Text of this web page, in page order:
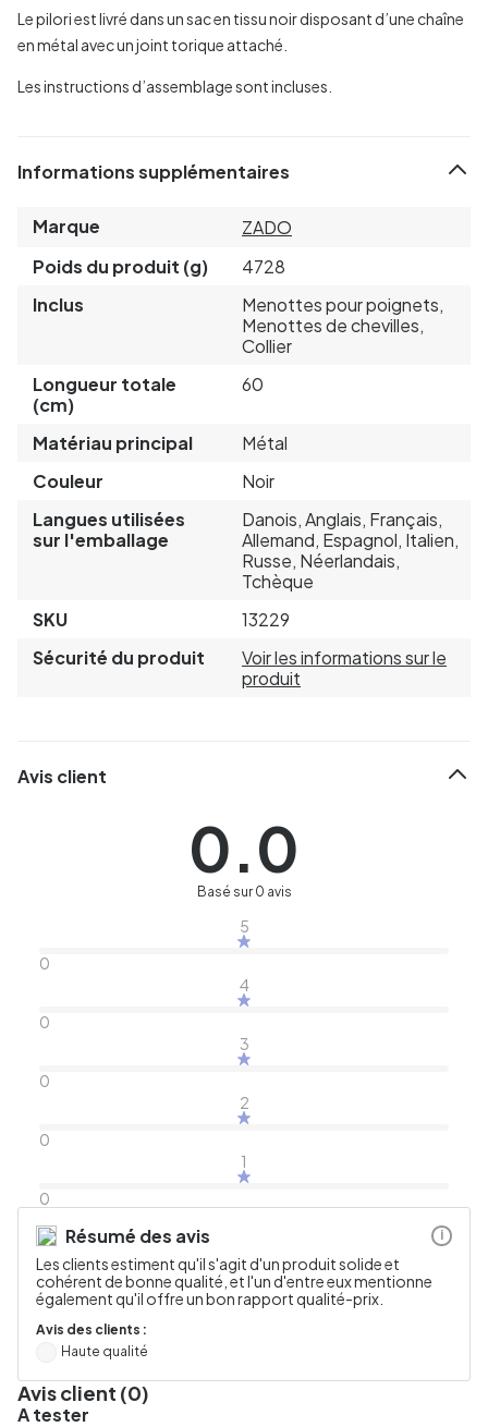
Le pilori est livré dans un sac en tissu noir disposant d’une chaîne
en métal avec un joint torique attaché.
Les instructions d’assemblage sont incluses.
Informations supplémentaires
Marque
ZADO
Poids du produit (g)
4728
Inclus
Menottes pour poignets,
Menottes de chevilles,
Collier
Longueur totale
(cm)
60
Matériau principal
Métal
Couleur
Noir
Langues utilisées
sur l'emballage
Danois, Anglais, Français,
Allemand, Espagnol, Italien,
Russe, Néerlandais,
Tchèque
SKU
13229
Sécurité du produit
Voir les informations sur le
produit
Avis client
0.0
Basé sur 0 avis
5
0
4
0
3
0
2
0
1
0
Résumé des avis
Les clients estiment qu'il s'agit d'un produit solide et
cohérent de bonne qualité, et l'un d'entre eux mentionne
également qu'il offre un bon rapport qualité-prix.
Avis des clients :
Haute qualité
i
Avis client (0)
A tester